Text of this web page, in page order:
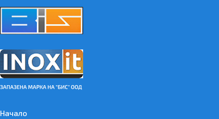
Начало